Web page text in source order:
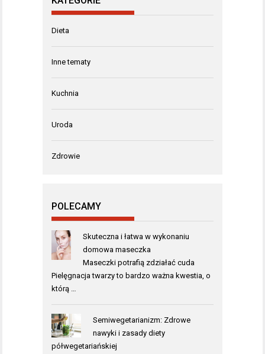
Dieta
Inne tematy
Kuchnia
Uroda
Zdrowie
POLECAMY
Skuteczna i łatwa w wykonaniu
domowa maseczka
Maseczki potrafią zdziałać cuda
Pielęgnacja twarzy to bardzo ważna kwestia, o
którą …
Semiwegetarianizm: Zdrowe
nawyki i zasady diety
półwegetariańskiej